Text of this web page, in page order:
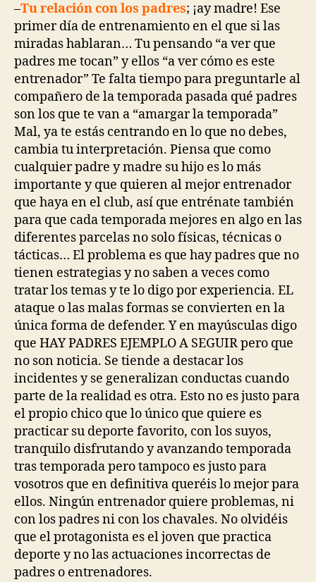
–Tu relación con los padres; ¡ay madre! Ese
primer día de entrenamiento en el que si las
miradas hablaran… Tu pensando “a ver que
padres me tocan” y ellos “a ver cómo es este
entrenador” Te falta tiempo para preguntarle al
compañero de la temporada pasada qué padres
son los que te van a “amargar la temporada”
Mal, ya te estás centrando en lo que no debes,
cambia tu interpretación. Piensa que como
cualquier padre y madre su hijo es lo más
importante y que quieren al mejor entrenador
que haya en el club, así que entrénate también
para que cada temporada mejores en algo en las
diferentes parcelas no solo físicas, técnicas o
tácticas… El problema es que hay padres que no
tienen estrategias y no saben a veces como
tratar los temas y te lo digo por experiencia. EL
ataque o las malas formas se convierten en la
única forma de defender. Y en mayúsculas digo
que HAY PADRES EJEMPLO A SEGUIR pero que
no son noticia. Se tiende a destacar los
incidentes y se generalizan conductas cuando
parte de la realidad es otra. Esto no es justo para
el propio chico que lo único que quiere es
practicar su deporte favorito, con los suyos,
tranquilo disfrutando y avanzando temporada
tras temporada pero tampoco es justo para
vosotros que en definitiva queréis lo mejor para
ellos. Ningún entrenador quiere problemas, ni
con los padres ni con los chavales. No olvidéis
que el protagonista es el joven que practica
deporte y no las actuaciones incorrectas de
padres o entrenadores.